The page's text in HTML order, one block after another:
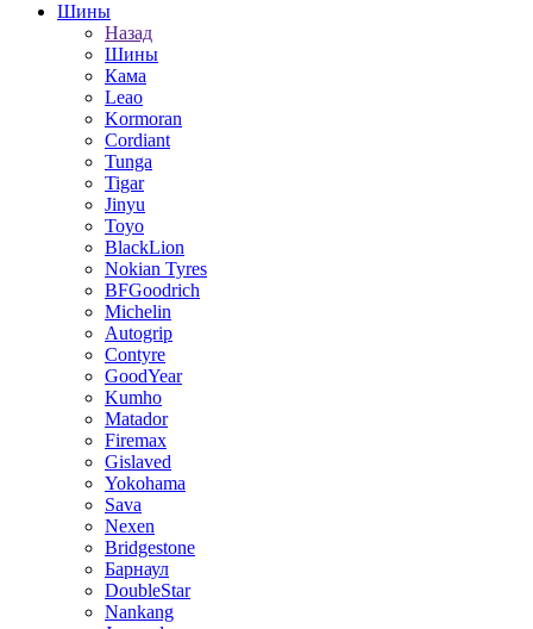
Шины
Назад
Шины
Кама
Leao
Kormoran
Cordiant
Tunga
Tigar
Jinyu
Toyo
BlackLion
Nokian Tyres
BFGoodrich
Michelin
Autogrip
Contyre
GoodYear
Kumho
Matador
Firemax
Gislaved
Yokohama
Sava
Nexen
Bridgestone
Барнаул
DoubleStar
Nankang